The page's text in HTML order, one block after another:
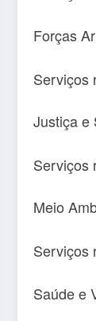
Forças
Serviços
Justiça e
Serviços
Meio
Serviços
Saúde e